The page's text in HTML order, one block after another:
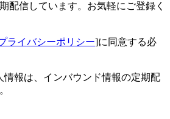
配信しています。お気軽にご登録く
ライバシーポリシー]に同意する必
報は、インバウンド情報の定期配